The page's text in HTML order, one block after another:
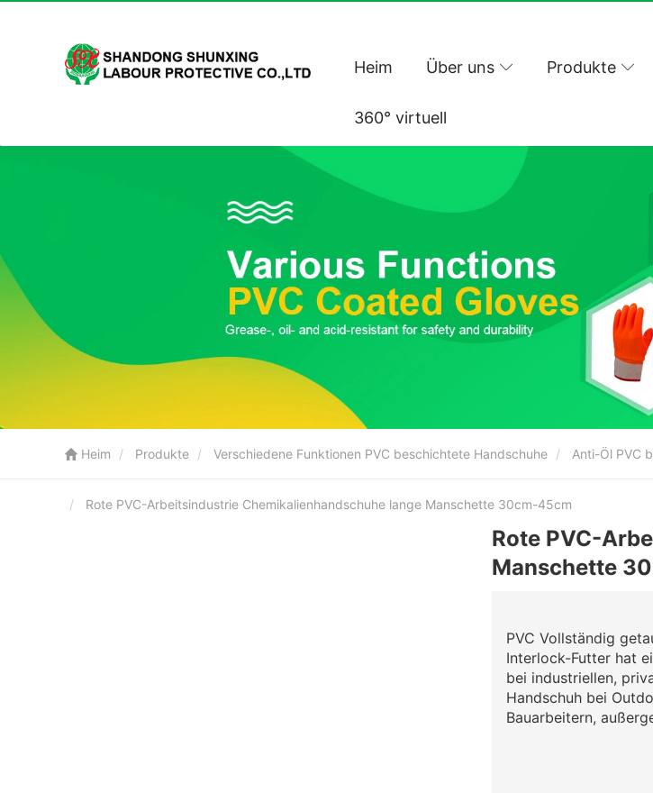
Heim Über uns Produkte
360° virtuell
Heim Produkte Verschiedene Funktionen PVC beschichtete Handschuhe Anti-Öl PVC
Rote PVC-Arbeitsindustrie Chemikalienhandschuhe lange Manschette 30cm-45cm
Rote PVC-
Manschette
PVC Vollständig
Interlock-Futter hat
bei industriellen,
Handschuh bei
Bauarbeitern,